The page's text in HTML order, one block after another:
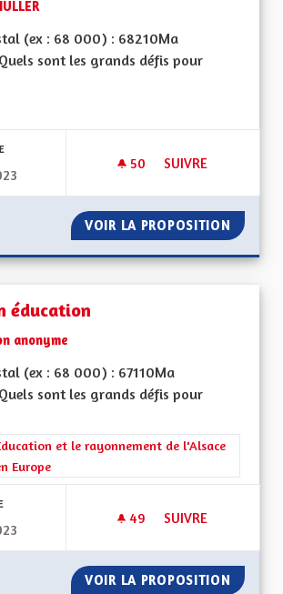
(ex : 68 000) : 68210Ma
sont les grands défis pour
de la catégorie : Autres
50 50 ABONNÉS
SUIVRE
VOIR LA PROPOSITION
éducation
anonyme
(ex : 68 000) : 67110Ma
sont les grands défis pour
de la catégorie : La Culture, l'Education et
et le rayonnement de l'Alsace
Europe
49 49 ABONNÉS
SUIVRE
VOIR LA PROPOSITION